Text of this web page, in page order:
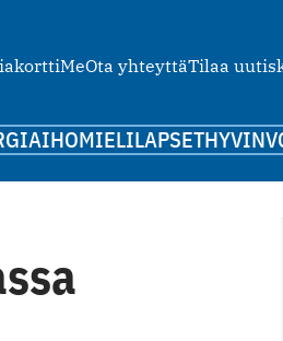
MeOta yhteyttäTilaa
IHOMIELILAPSET